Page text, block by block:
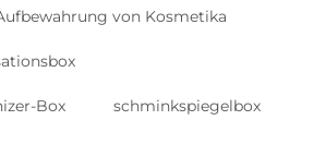
von Kosmetika
Box schminkspiegelbox